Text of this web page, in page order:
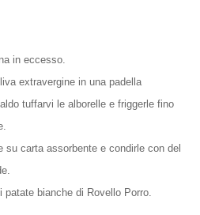
in eccesso.
extravergine in una padella
tuffarvi le alborelle e friggerle fino
su carta assorbente e condirle con del
bianche di Rovello Porro.